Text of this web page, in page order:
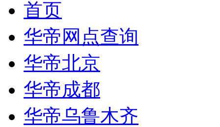
首页
华帝网点查询
华帝北京
华帝成都
华帝乌鲁木齐